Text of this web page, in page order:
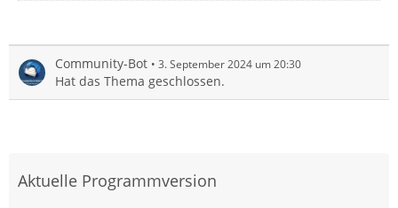
Community-Bot 3. September 2024 um 20:30
Hat das Thema geschlossen.
Aktuelle Programmversion